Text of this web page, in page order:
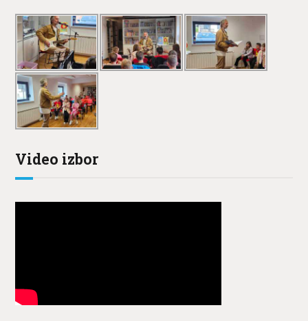
Video izbor